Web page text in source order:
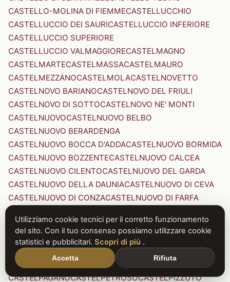
CASTELLO-MOLINA DI FIEMMECASTELLUCCHIO
CASTELLUCCIO DEI SAURICASTELLUCCIO INFERIORE
CASTELLUCCIO SUPERIORE
CASTELLUCCIO VALMAGGIORECASTELMAGNO
CASTELMARTECASTELMASSACASTELMAURO
CASTELMEZZANOCASTELMOLACASTELNOVETTO
CASTELNOVO BARIANOCASTELNOVO DEL FRIULI
CASTELNOVO DI SOTTOCASTELNOVO NE' MONTI
CASTELNUOVOCASTELNUOVO BELBO
CASTELNUOVO BERARDENGA
CASTELNUOVO BOCCA D'ADDACASTELNUOVO BORMIDA
CASTELNUOVO BOZZENTECASTELNUOVO CALCEA
CASTELNUOVO CILENTOCASTELNUOVO DEL GARDA
CASTELNUOVO DELLA DAUNIACASTELNUOVO DI CEVA
CASTELNUOVO DI CONZACASTELNUOVO DI FARFA
CASTELNUOVO DI PORTO CASTELNUOVO DON BOSCO
CASTELNUOVO MAGRACASTELNUOVO NIGRA
CASTELNUOVO PARANOCASTELNUOVO RANGONE
CASTELNUOVO SCRIVIA
CASTELNUOVO VAL DI CECINA
CASTELPAGANOCASTELPETROSOCASTELPIZZUTO
Utilizziamo cookie tecnici per il corretto funzionamento
del sito. Con il tuo consenso possiamo utilizzare cookie
statistici e pubblicitari. Scopri di più .
Accetta Rifiuta